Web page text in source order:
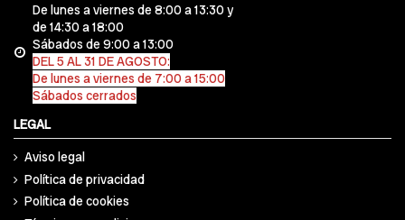
De lunes a viernes de 8:00 a 13:30 y
de 14:30 a 18:00
Sábados de 9:00 a 13:00
DEL 5 AL 31 DE AGOSTO:
De lunes a viernes de 7:00 a 15:00
Sábados cerrados
LEGAL
Aviso legal
Política de privacidad
Política de cookies